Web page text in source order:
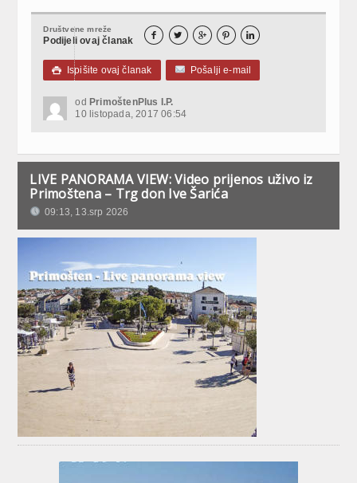
Društvene mreže
Podijeli ovaj članak     
 Ispišite ovaj članak Pošalji e-mail
od PrimoštenPlus I.P.
10 listopada, 2017 06:54
LIVE PANORAMA VIEW: Video prijenos uživo iz
Primoštena – Trg don Ive Šarića
09:13, 13.srp 2026